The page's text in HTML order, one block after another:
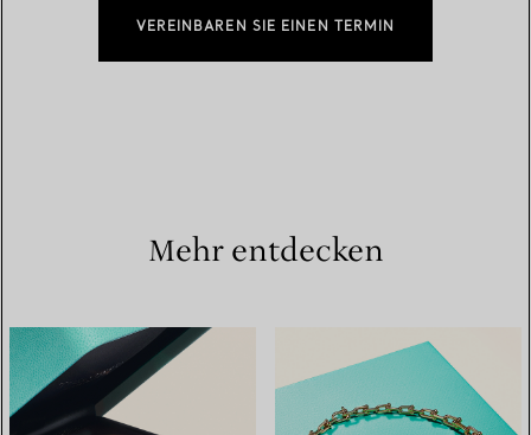
VEREINBAREN SIE EINEN TERMIN
Mehr entdecken